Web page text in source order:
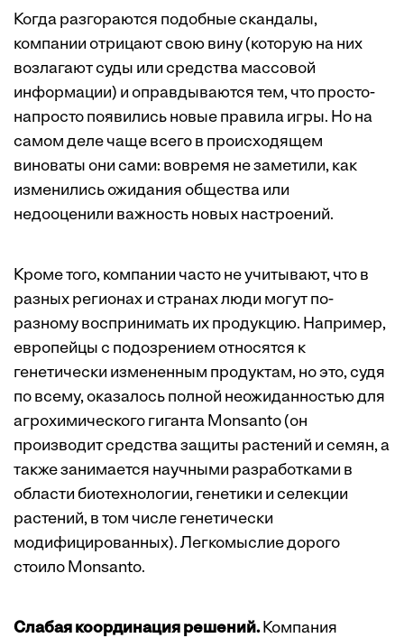
Когда разгораются подобные скандалы,
компании отрицают свою вину (которую на них
возлагают суды или средства массовой
информации) и оправдываются тем, что просто-
напросто появились новые правила игры. Но на
самом деле чаще всего в происходящем
виноваты они сами: вовремя не заметили, как
изменились ожидания общества или
недооценили важность новых настроений.
Кроме того, компании часто не учитывают, что в
разных регионах и странах люди могут по-
разному воспринимать их продукцию. Например,
европейцы с подозрением относятся к
генетически измененным продуктам, но это, судя
по всему, оказалось полной неожиданностью для
агрохимического гиганта Monsanto (он
производит средства защиты растений и семян, а
также занимается научными разработками в
области биотехнологии, генетики и селекции
растений, в том числе генетически
модифицированных). Легкомыслие дорого
стоило Monsanto.
Слабая координация решений.Компания